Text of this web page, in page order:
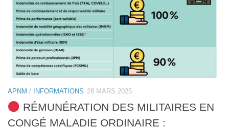
APNM / INFORMATIONS 28 MARS 2025
RÉMUNÉRATION DES MILITAIRES EN
CONGÉ MALADIE ORDINAIRE :